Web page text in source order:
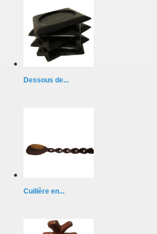
Dessous de...
Cuillère en...